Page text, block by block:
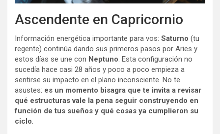
Ascendente en Capricornio
Información energética importante para vos: Saturno (tu
regente) continúa dando sus primeros pasos por Aries y
estos días se une con Neptuno. Esta configuración no
sucedía hace casi 28 años y poco a poco empieza a
sentirse su impacto en el plano inconsciente. No te
asustes: es un momento bisagra que te invita a revisar
qué estructuras vale la pena seguir construyendo en
función de tus sueños y qué cosas ya cumplieron su
ciclo.